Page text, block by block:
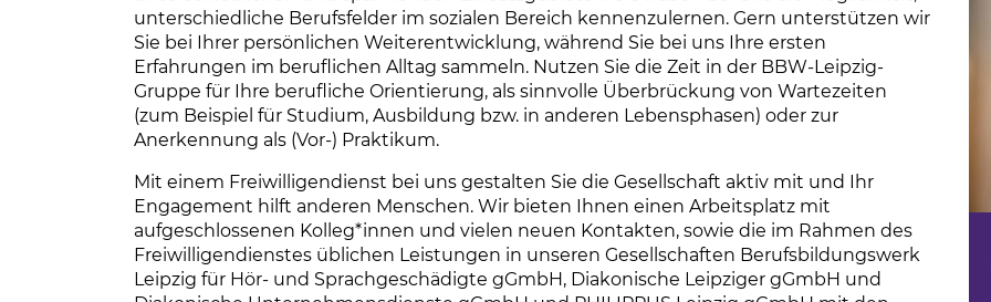
unterschiedliche Berufsfelder im sozialen Bereich kennenzulernen. Gern unterstützen wir
Sie bei Ihrer persönlichen Weiterentwicklung, während Sie bei uns Ihre ersten
Erfahrungen im beruflichen Alltag sammeln. Nutzen Sie die Zeit in der BBW-Leipzig-
Gruppe für Ihre berufliche Orientierung, als sinnvolle Überbrückung von Wartezeiten
(zum Beispiel für Studium, Ausbildung bzw. in anderen Lebensphasen) oder zur
Anerkennung als (Vor-) Praktikum.
Mit einem Freiwilligendienst bei uns gestalten Sie die Gesellschaft aktiv mit und Ihr
Engagement hilft anderen Menschen. Wir bieten Ihnen einen Arbeitsplatz mit
aufgeschlossenen Kolleg*innen und vielen neuen Kontakten, sowie die im Rahmen des
Freiwilligendienstes üblichen Leistungen in unseren Gesellschaften Berufsbildungswerk
Leipzig für Hör- und Sprachgeschädigte gGmbH, Diakonische Leipziger gGmbH und